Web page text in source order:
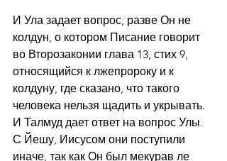
И Ула задает вопрос, разве Он не
колдун, о котором Писание говорит
во Второзаконии глава 13, стих 9,
относящийся к лжепророку и к
колдуну, где сказано, что такого
человека нельзя щадить и укрывать.
И Талмуд дает ответ на вопрос Улы.
С Йешу, Иисусом они поступили
иначе, так как Он был мекурав ле